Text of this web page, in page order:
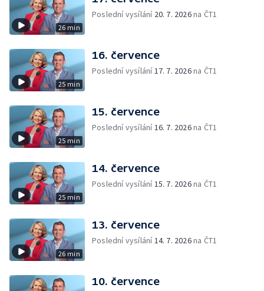
26 min
Poslední vysílání 20. 7. 2026na ČT1
25 min
16. července
Poslední vysílání17. 7. 2026na ČT1
25 min
15. července
Poslední vysílání16. 7. 2026na ČT1
25 min
14. července
Poslední vysílání15. 7. 2026na ČT1
26 min
13. července
Poslední vysílání14. 7. 2026na ČT1
10. července